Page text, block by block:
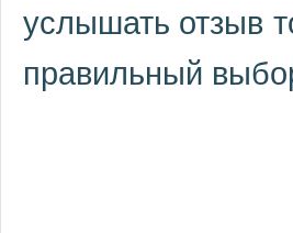
услышать отзыв
правильный